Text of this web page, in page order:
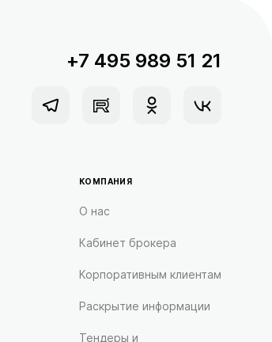
+7 495 989 51 21
КОМПАНИЯ
О нас
Кабинет брокера
Корпоративным клиентам
Раскрытие информации
Тендеры и